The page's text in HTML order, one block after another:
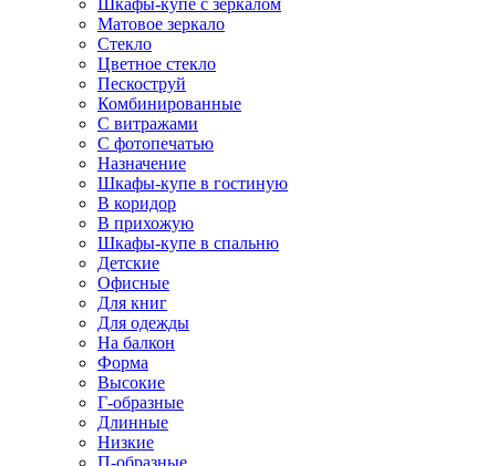
Шкафы-купе с зеркалом
Матовое зеркало
Стекло
Цветное стекло
Пескоструй
Комбинированные
С витражами
С фотопечатью
Назначение
Шкафы-купе в гостиную
В коридор
В прихожую
Шкафы-купе в спальню
Детские
Офисные
Для книг
Для одежды
На балкон
Форма
Высокие
Г-образные
Длинные
Низкие
П-образные